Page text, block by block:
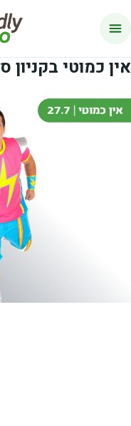
אין כמוטי בקניון